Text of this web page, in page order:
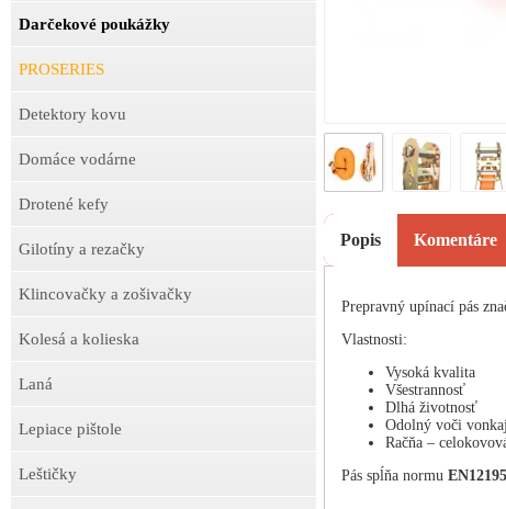
Darčekové poukážky
PROSERIES
Detektory kovu
Domáce vodárne
Drotené kefy
Gilotíny a rezačky
Klincovačky a zošivačky
Kolesá a kolieska
Laná
Lepiace pištole
Leštičky
Popis Komentáre
Prepravný upínací pás
Vlastnosti:
Vysoká kvalita
Všestrannosť
Dlhá životnosť
Odolný voči
Račňa –
Pás spĺňa normu